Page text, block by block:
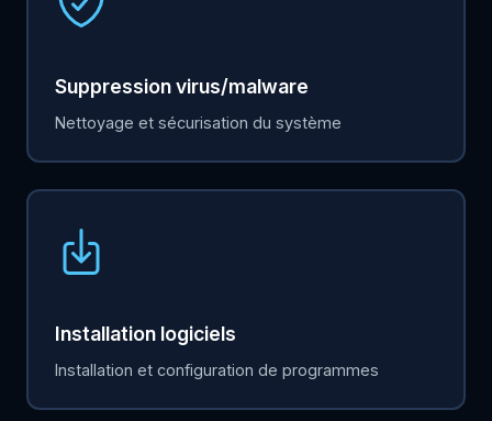
Suppression virus/malware
Nettoyage et sécurisation du système
Installation logiciels
Installation et configuration de programmes